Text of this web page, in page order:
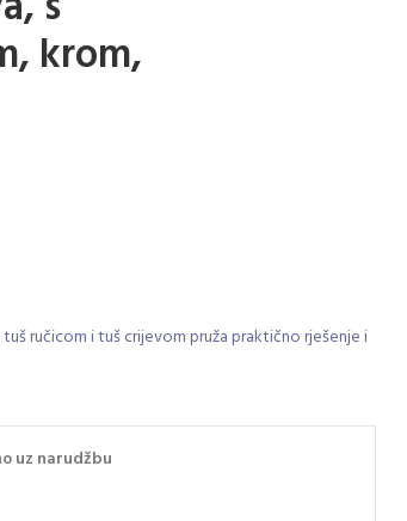
krom,
tuš ručicom i tuš crijevom pruža praktično rješenje i
uz narudžbu